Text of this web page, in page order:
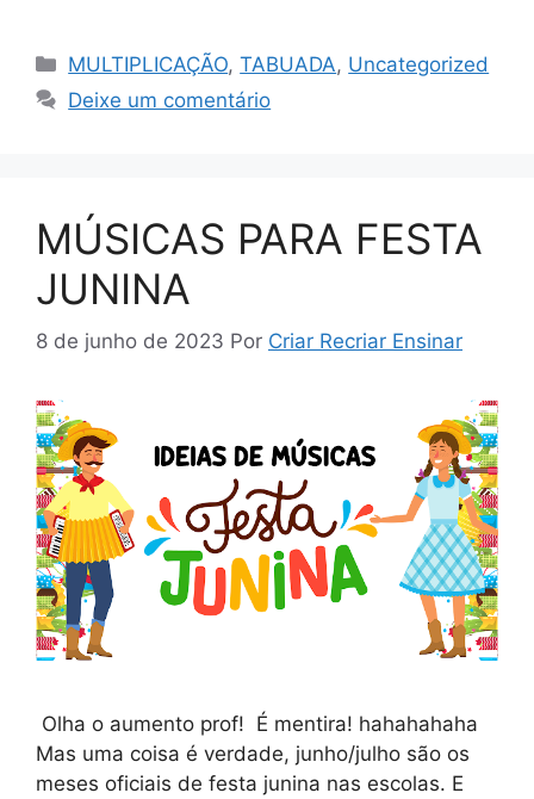
MULTIPLICAÇÃO,TABUADA, Uncategorized
Deixe um comentário
MÚSICAS PARA FESTA
JUNINA
8 de junho de 2023 Por Criar Recriar Ensinar
Olha o aumento prof! É mentira! hahahahaha
Mas uma coisa é verdade, junho/julho são os
meses oficiais de festa junina nas escolas. E